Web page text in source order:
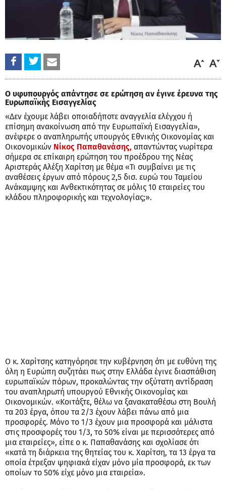
Ο υφυπουργός απάντησε σε ερώτηση αν έγινε έρευνα της
Ευρωπαϊκής Εισαγγελίας
«Δεν έχουμε λάβει οποιαδήποτε αναγγελία ελέγχου ή
επίσημη ανακοίνωση από την Ευρωπαϊκή Εισαγγελία»,
ανέφερε ο αναπληρωτής υπουργός Εθνικής Οικονομίας και
Οικονομικών Νίκος Παπαθανάσης, απαντώντας νωρίτερα
σήμερα σε επίκαιρη ερώτηση του προέδρου της Νέας
Αριστεράς Αλέξη Χαρίτση με θέμα «Τι συμβαίνει με τις
αναθέσεις έργων από πόρους 2,5 δισ. ευρώ του Ταμείου
Ανάκαμψης και Ανθεκτικότητας σε μόλις 10 εταιρείες του
κλάδου πληροφορικής και τεχνολογίας;».
Ο κ. Χαρίτσης κατηγόρησε την κυβέρνηση ότι με ευθύνη της
όλη η Ευρώπη συζητάει πως στην Ελλάδα έγινε διασπάθιση
ευρωπαϊκών πόρων, προκαλώντας την οξύτατη αντίδραση
του αναπληρωτή υπουργού Εθνικής Οικονομίας και
Οικονομικών. «Κοιτάξτε, θέλω να ξανακαταθέσω στη Βουλή
τα 203 έργα, όπου τα 2/3 έχουν λάβει πάνω από μια
προσφορές. Μόνο το 1/3 έχουν μια προσφορά και μάλιστα
στις προσφορές του 1/3, το 50% είναι με περισσότερες από
μια εταιρείες», είπε ο κ. Παπαθανάσης και σχολίασε ότι
«κατά τη διάρκεια της θητείας του κ. Χαρίτση, τα 13 έργα τα
οποία έτρεξαν ψηφιακά είχαν μόνο μία προσφορά, εκ των
οποίων το 50% είχε μόνο μια εταιρεία».